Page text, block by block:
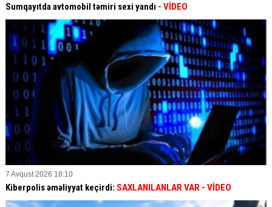
Sumqayıtda avtomobil təmiri sexi yandı - VİDEO
7 Avqust 2026 18:10
Kiberpolis əməliyyat keçirdi: SAXLANILANLAR VAR - VİDEO